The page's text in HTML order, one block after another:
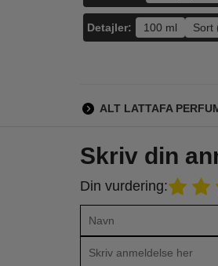
Detajler: 100 ml Sort
ALT LATTAFA
Skriv din
Din vurdering: